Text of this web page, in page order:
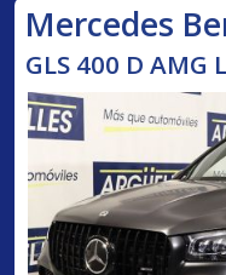
Mercedes
GLS 400 D